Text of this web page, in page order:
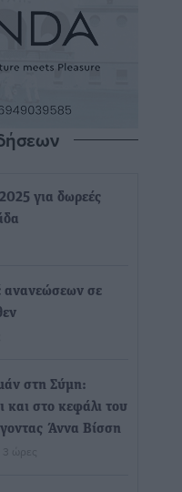
για δωρεές
ανανεώσεων σε
στη Σύμη:
και στο κεφάλι του
Άννα Βίσση
ώρες